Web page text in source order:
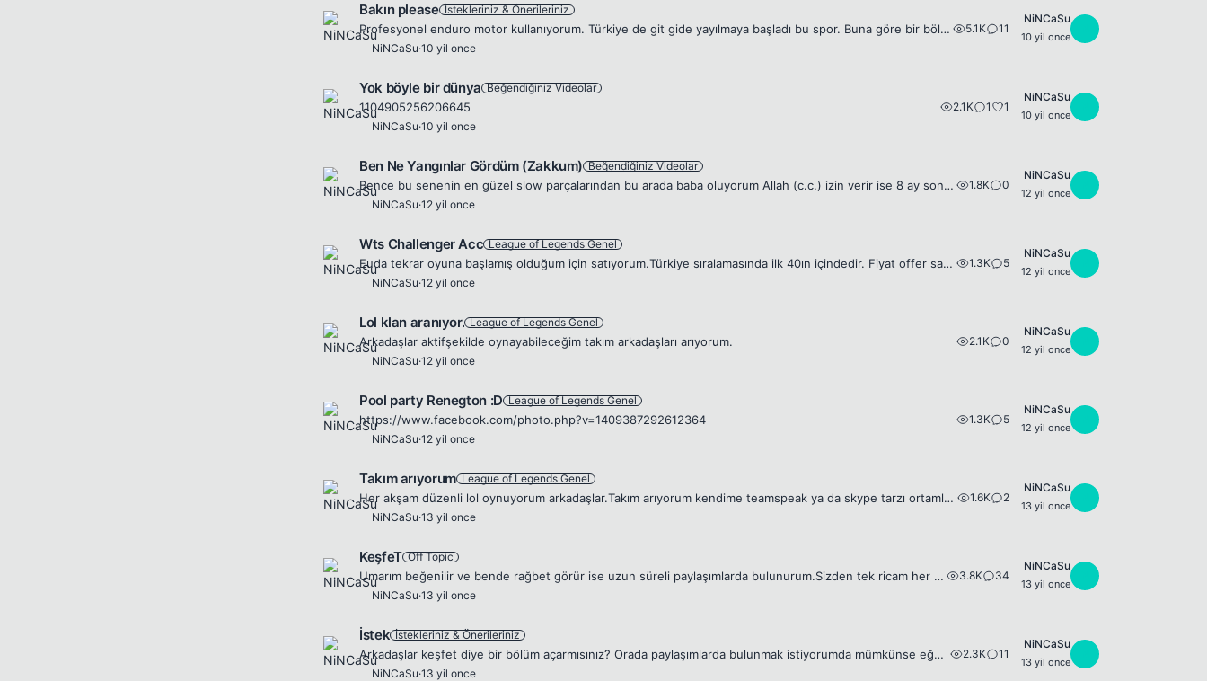
Bakın please İstekleriniz & Önerileriniz
Profesyonel enduro motor kullanıyorum. Türkiye de git gide yayılmaya başladı bu spor. Buna göre bir bölüm açma imkanınız olursa sevinirim ve birçok arkadaşı bu site altında toplayabilirim. İlerleyen z...
NiNCaSu·10 yil once
5.1K 11
NiNCaSu
10 yil once
Yok böyle bir dünya Beğendiğiniz Videolar
1104905256206645
NiNCaSu·10 yil once
2.1K 1 1
NiNCaSu
10 yil once
Ben Ne Yangınlar Gördüm (Zakkum) Beğendiğiniz Videolar
Bence bu senenin en güzel slow parçalarından bu arada baba oluyorum Allah (c.c.) izin verir ise 8 ay sonra :))) İyi forumlar... Sen bana bakma,İlk değil bu.Gidenin kazandığı,Hileli bir oyun bu. Sen b...
NiNCaSu·12 yil once
1.8K 0
NiNCaSu
12 yil once
Wts Challenger Acc League of Legends Genel
Euda tekrar oyuna başlamış olduğum için satıyorum.Türkiye sıralamasında ilk 40ın içindedir. Fiyat offer saçma teklifler yapmazsanız gerçek alıcıysanız pm atın. Acc adı Lee Chi iyi forumlar 😊 [ Mesaj ...
NiNCaSu·12 yil once
1.3K 5
NiNCaSu
12 yil once
Lol klan aranıyor. League of Legends Genel
Arkadaşlar aktifşekilde oynayabileceğim takım arkadaşları arıyorum.
NiNCaSu·12 yil once
2.1K 0
NiNCaSu
12 yil once
Pool party Renegton :D League of Legends Genel
https://www.facebook.com/photo.php?v=1409387292612364
NiNCaSu·12 yil once
1.3K 5
NiNCaSu
12 yil once
Takım arıyorum League of Legends Genel
Her akşam düzenli lol oynuyorum arkadaşlar.Takım arıyorum kendime teamspeak ya da skype tarzı ortamlarla devamlı oyun içinde iletişim kurabileceğim takım arıyorum.Genelde top ve jungle iyi oynuyorum....
NiNCaSu·13 yil once
1.6K 2
NiNCaSu
13 yil once
KeşfeT Off Topic
Umarım beğenilir ve bende rağbet görür ise uzun süreli paylaşımlarda bulunurum.Sizden tek ricam her beğendiğiniz paylaşımda teşekkürler butonuna dokunmanız.İyi forumlar arkadaşlar. 07.03.2013 Erkek o...
NiNCaSu·13 yil once
3.8K 34
NiNCaSu
13 yil once
İstek İstekleriniz & Önerileriniz
Arkadaşlar keşfet diye bir bölüm açarmısınız? Orada paylaşımlarda bulunmak istiyorumda mümkünse eğer?
NiNCaSu·13 yil once
2.3K 11
NiNCaSu
13 yil once